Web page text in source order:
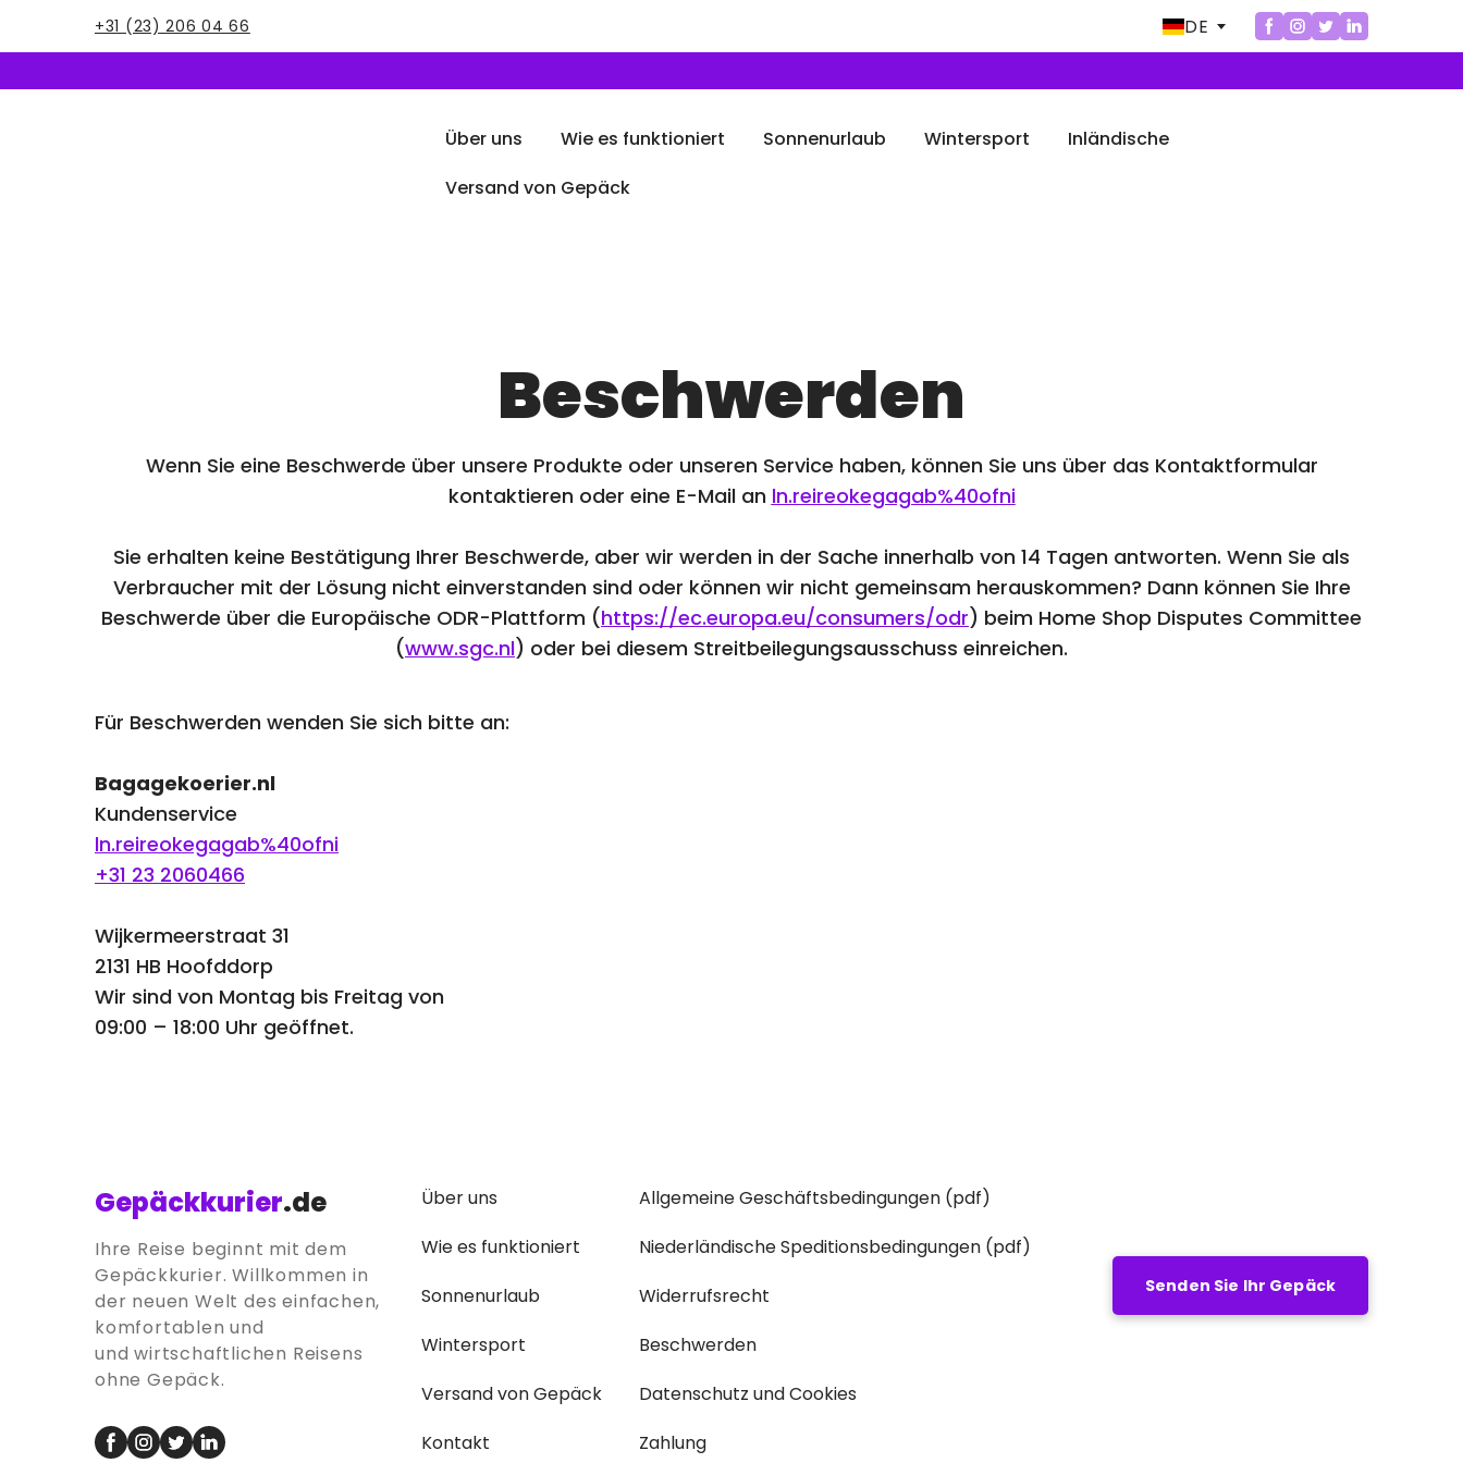
+31 (23) 206 04 66 DE
Über uns Wie es funktioniert Sonnenurlaub Wintersport
Inländische
Versand von Gepäck
Beschwerden
Wenn Sie eine Beschwerde über unsere Produkte oder unseren Service haben, können Sie uns über das Kontaktformular
kontaktieren oder eine E-Mail an ln.reireokegagab%40ofni
Sie erhalten keine Bestätigung Ihrer Beschwerde, aber wir werden in der Sache innerhalb von 14 Tagen antworten. Wenn Sie als
Verbraucher mit der Lösung nicht einverstanden sind oder können wir nicht gemeinsam herauskommen? Dann können Sie Ihre
Beschwerde über die Europäische ODR-Plattform (https://ec.europa.eu/consumers/odr) beim Home Shop Disputes Committee
(www.sgc.nl) oder bei diesem Streitbeilegungsausschuss einreichen.
Für Beschwerden wenden Sie sich bitte an:
Bagagekoerier.nl
Kundenservice
ln.reireokegagab%40ofni
+31 23 2060466
Wijkermeerstraat 31
2131 HB Hoofddorp
Wir sind von Montag bis Freitag von
09:00 – 18:00 Uhr geöffnet.
Gepäckkurier.de
Ihre Reise beginnt mit dem
Gepäckkurier. Willkommen in
der neuen Welt des einfachen,
komfortablen und
und wirtschaftlichen Reisens
ohne Gepäck.
Über uns
Wie es funktioniert
Sonnenurlaub
Wintersport
Versand von Gepäck
Kontakt
Allgemeine Geschäftsbedingungen (pdf)
Niederländische Speditionsbedingungen (pdf)
Widerrufsrecht
Beschwerden
Datenschutz und Cookies
Zahlung
Senden Sie Ihr Gepäck